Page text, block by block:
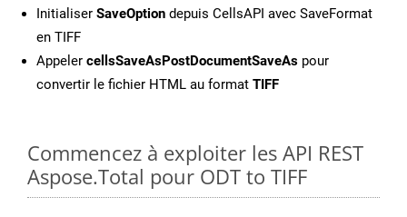
Initialiser SaveOption depuis CellsAPI avec SaveFormat
en TIFF
Appeler cellsSaveAsPostDocumentSaveAs pour
convertir le fichier HTML au format TIFF
Commencez à exploiter les API REST
Aspose.Total pour ODT to TIFF